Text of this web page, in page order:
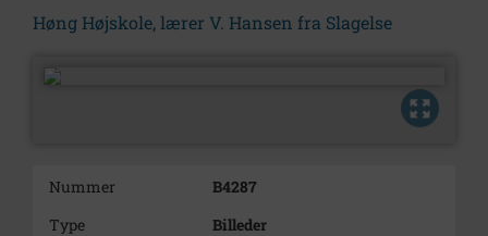
Høng Højskole, lærer V. Hansen fra Slagelse
Nummer
B4287
Type
Billeder